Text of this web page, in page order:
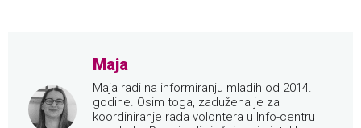
Maja
Maja radi na informiranju mladih od 2014.
godine. Osim toga, zadužena je za
koordiniranje rada volontera u Info-centru